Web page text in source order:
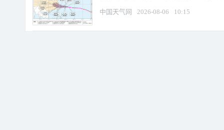
中国天气网 2026-08-06 10:15